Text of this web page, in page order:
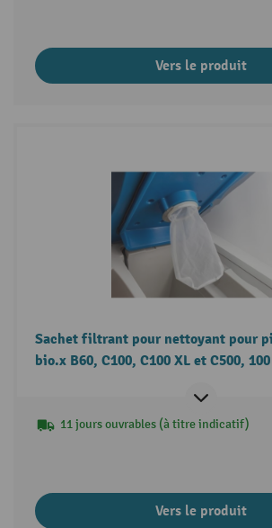
Vers le produit
Sachet filtrant pour nettoyant pour
bio.x B60, C100, C100 XL et C500,
11 jours ouvrables (à titre indicatif)
Vers le produit